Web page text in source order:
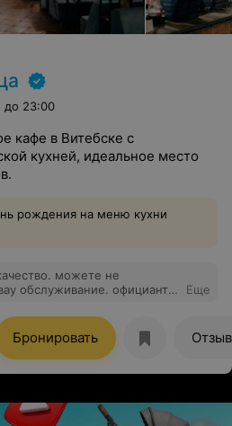
до 23:00
кафе в Витебске с
кухней, идеальное место
рождения на меню кухни
можете не
обслуживание. официанты
Еще
Бронировать